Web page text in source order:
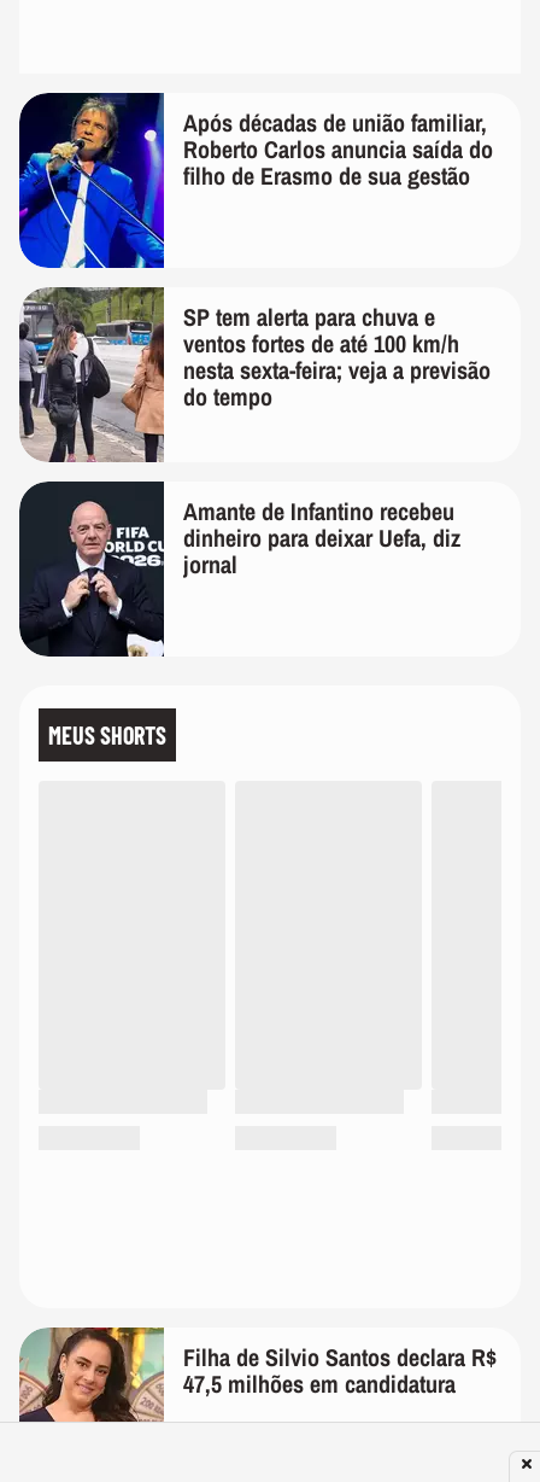
Após décadas de união familiar,
Roberto Carlos anuncia saída do
filho de Erasmo de sua gestão
SP tem alerta para chuva e
ventos fortes de até 100 km/h
nesta sexta-feira; veja a previsão
do tempo
Amante de Infantino recebeu
dinheiro para deixar Uefa, diz
jornal
MEUS SHORTS
Filha de Silvio Santos declara R$
47,5 milhões em candidatura